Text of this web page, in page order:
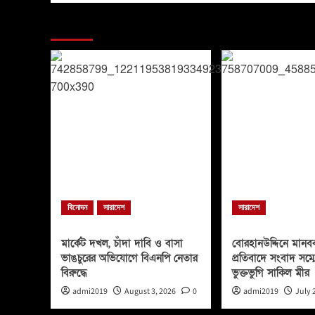
বিনোদন সারাদেশ
মার্কেট দখল, চাঁদা দাবি ও বাসা
ভাঙচুরের অভিযোগে বিএনপি নেতার
বিরুদ্ধে
admi2019 August 3, 2026 0
সারাদেশ
বোরহানউদ্দিনে
প্রতিবাদে সংবাদ
ভুক্তভুগি সাকিল মীর
admi2019 July